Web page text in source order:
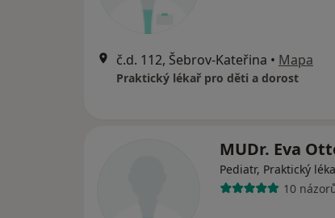
č.d. 112, Šebrov-Kateřina • Mapa
Praktický lékař pro děti a dorost
MUDr. Eva
Pediatr, Praktický
10